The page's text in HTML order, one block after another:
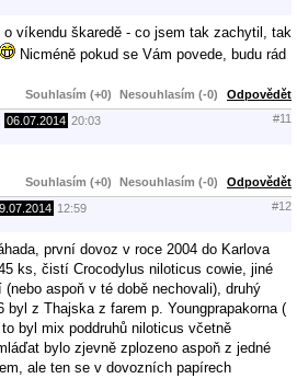
víkendu škaredě - co jsem tak zachytil, tak
Nicméně pokud se Vám povede, budu rád
Souhlasím (+0) Nesouhlasím (-0) Odpovědět
06.07.2014 20:03 #11
Souhlasím (+0) Nesouhlasím (-0) Odpovědět
12:59 #12
první dovoz v roce 2004 do Karlova
ks, čistí Crocodylus niloticus cowie, jiné
aspoň v té době nechovali), druhý
byl z Thajska z farem p. Youngprapakorna (
byl mix poddruhů niloticus včetně
bylo zjevně zplozeno aspoň z jedné
ale ten se v dovozních papírech